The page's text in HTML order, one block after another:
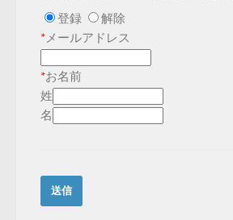
登録
解除
*メールアドレス
*お名前
姓
名